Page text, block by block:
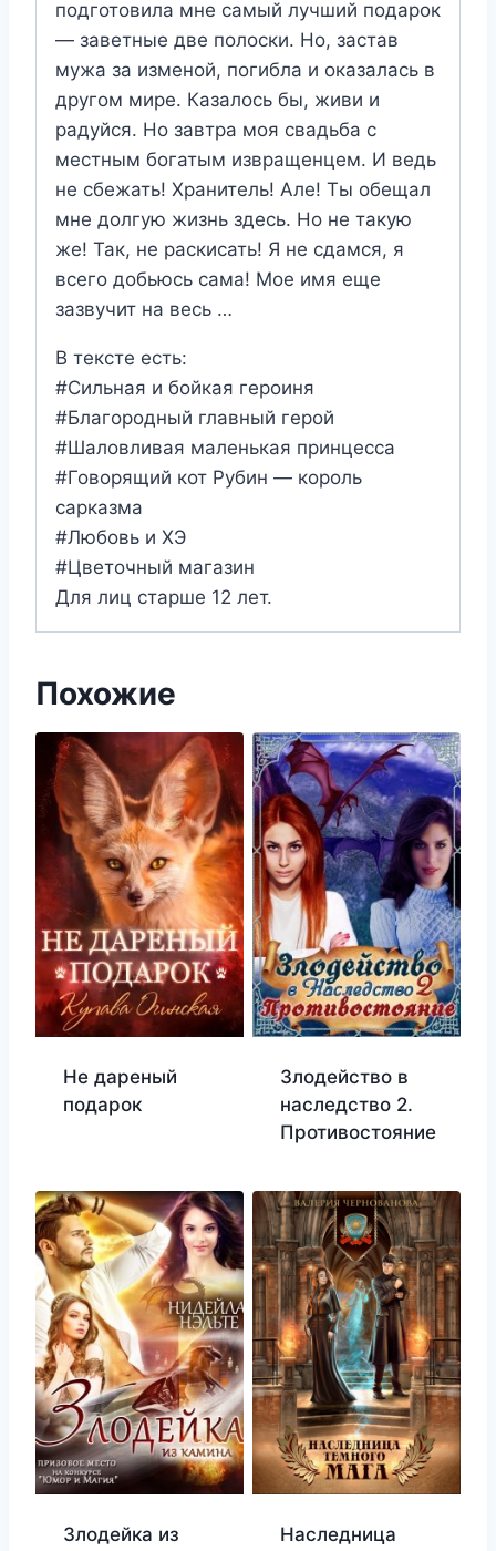
подготовила мне самый лучший подарок
— заветные две полоски. Но, застав
мужа за изменой, погибла и оказалась в
другом мире. Казалось бы, живи и
радуйся. Но завтра моя свадьба с
местным богатым извращенцем. И ведь
не сбежать! Хранитель! Але! Ты обещал
мне долгую жизнь здесь. Но не такую
же! Так, не раскисать! Я не сдамся, я
всего добьюсь сама! Мое имя еще
зазвучит на весь …
В тексте есть:
#Сильная и бойкая героиня
#Благородный главный герой
#Шаловливая маленькая принцесса
#Говорящий кот Рубин — король
сарказма
#Любовь и ХЭ
#Цветочный магазин
Для лиц старше 12 лет.
Похожие
Не дареный
подарок
Злодейство в
наследство 2.
Противостояние
Злодейка из
Наследница